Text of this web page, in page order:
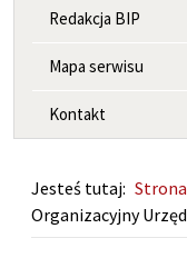
Redakcja BIP
Mapa serwisu
Kontakt
Jesteś tutaj:
Organizacyjny